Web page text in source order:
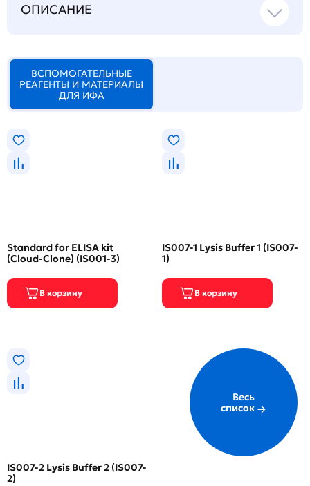
ОПИСАНИЕ
ВСПОМОГАТЕЛЬНЫЕ
РЕАГЕНТЫ И МАТЕРИАЛЫ
ДЛЯ ИФА
Standard for ELISA kit
(Cloud-Clone) (IS001-3)
IS007-1 Lysis Buffer 1 (IS007-
1)
IS007-2 Lysis Buffer 2 (IS007-
2)
Весь
список